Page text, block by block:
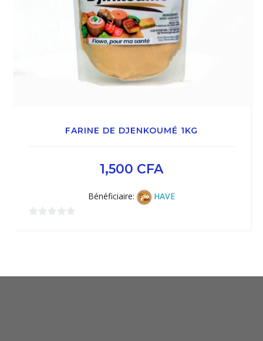
FARINE DE DJENKOUMÉ 1KG
1,500 CFA
Bénéficiaire: HAVE